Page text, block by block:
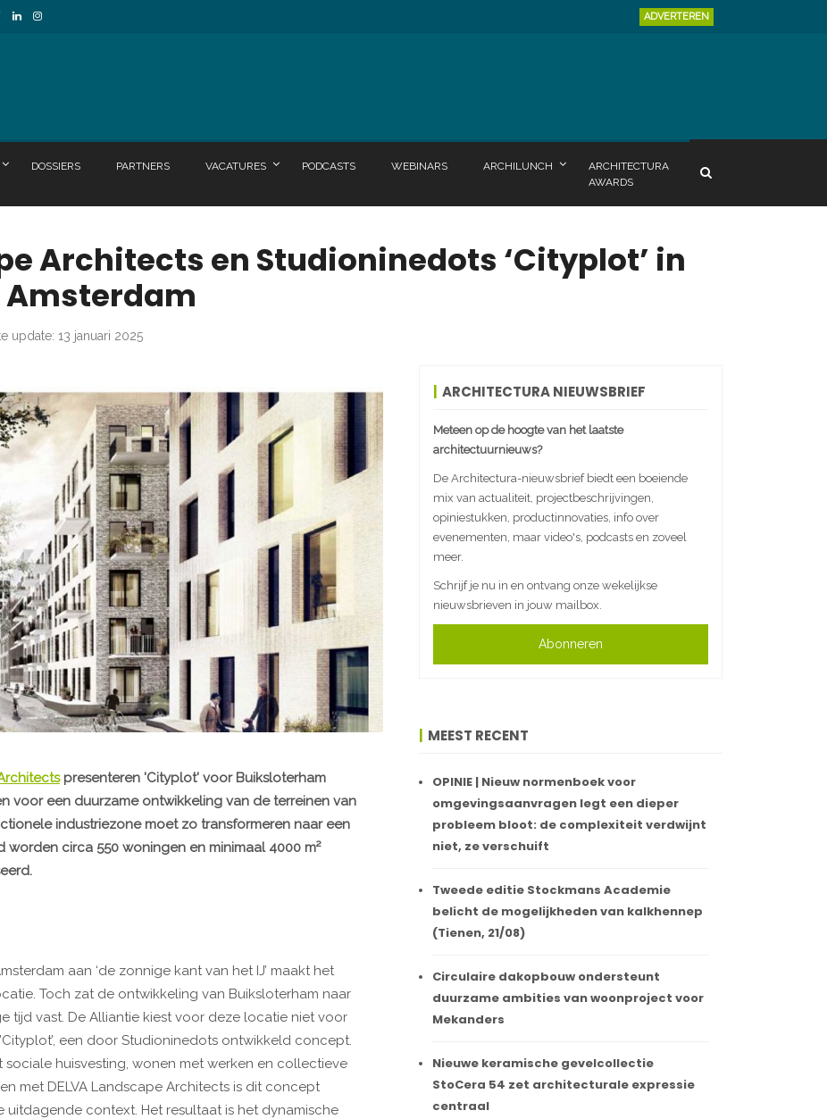
ADVERTEREN
DOSSIERS PARTNERS VACATURES PODCASTS WEBINARS ARCHILUNCH
ARCHITECTURA
AWARDS
Architects en Studioninedots ‘Cityplot’ in
update: 13 januari 2025
presenteren 'Cityplot' voor Buiksloterham
voor een duurzame ontwikkeling van de terreinen van
industriezonemoet zo transformeren naar een
worden circa 550 woningen en minimaal 4000 m²
aan ‘de zonnige kant van het IJ’ maakt het
Toch zat de ontwikkeling van Buiksloterham naar
tijd vast. De Alliantie kiest voor deze locatie niet voor
een door Studioninedots ontwikkeld concept.
huisvesting, wonen met werken en collectieve
met DELVA Landscape Architects is dit concept
context. Het resultaat is het dynamische
ARCHITECTURA NIEUWSBRIEF
Meteen op de hoogte van het laatste
architectuurnieuws?
De Architectura-nieuwsbrief biedt een boeiende
mix van actualiteit, projectbeschrijvingen,
opiniestukken, productinnovaties, info over
evenementen, maar video's, podcasts en zoveel
meer.
Schrijf je nu in en ontvang onze wekelijkse
nieuwsbrieven in jouw mailbox.
Abonneren
MEEST RECENT
OPINIE | Nieuw normenboek voor
omgevingsaanvragen legt een dieper
probleem bloot: de complexiteit verdwijnt
niet, ze verschuift
Tweede editie Stockmans Academie
belicht de mogelijkheden van kalkhennep
(Tienen, 21/08)
Circulaire dakopbouw ondersteunt
duurzame ambities van woonproject voor
Mekanders
Nieuwe keramische gevelcollectie
StoCera 54 zet architecturale expressie
centraal